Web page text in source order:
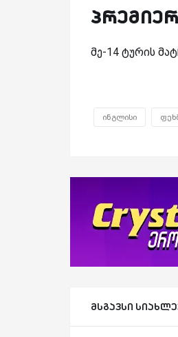
მე-14 ტურის
ინგლისი
მსგავსი